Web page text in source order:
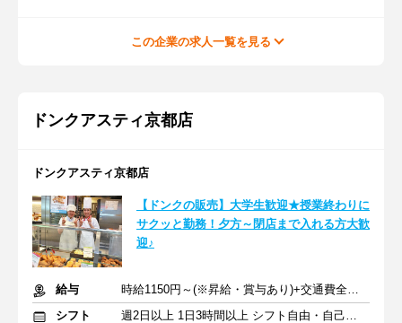
この企業の求人一覧を見る
ドンクアスティ京都店
ドンクアスティ京都店
【ドンクの販売】大学生歓迎★授業終わりに
サクッと勤務！夕方～閉店まで入れる方大歓
迎♪
給与
時給1150円～(※昇給・賞与あり)+交通費全額支給
シフト
週2日以上 1日3時間以上 シフト自由・自己申告